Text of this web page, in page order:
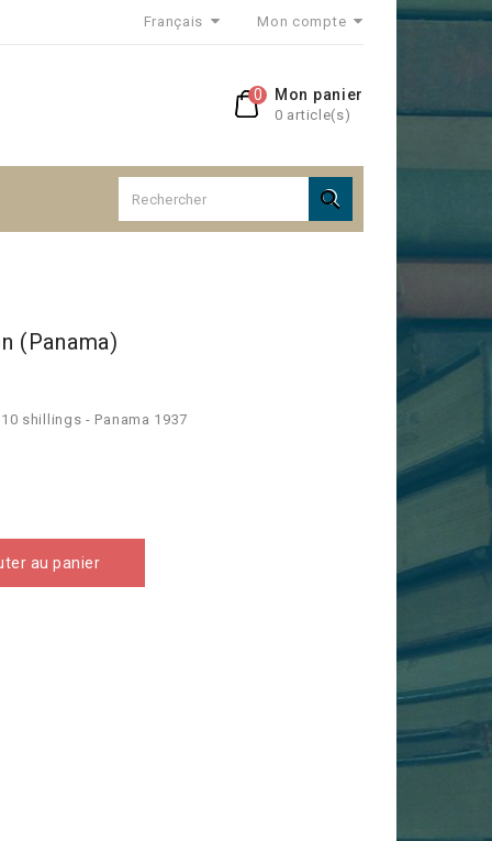
Français Mon compte
Mon panier
0 article(s)
0

(Panama)
shillings - Panama 1937
au panier